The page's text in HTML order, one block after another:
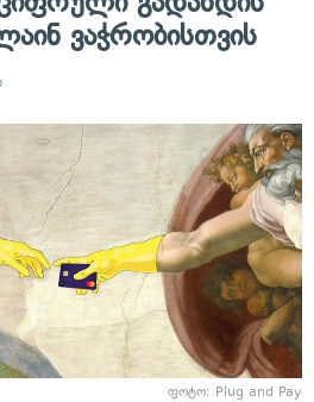
ვაჭრობისთვის
ფოტო: Plug and Pay